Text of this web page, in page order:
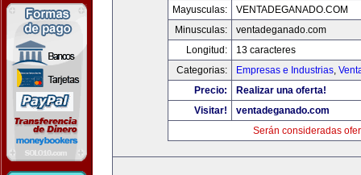
Mayusculas:
VENTADEGANADO.COM
Minusculas:
ventadeganado.com
Longitud:
13 caracteres
Categorias:
Empresas e Industrias,
Precio:
Realizar una oferta!
Visitar!
ventadeganado.com
Serán consideradas